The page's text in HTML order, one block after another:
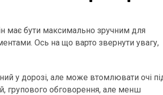
має бути максимально зручним для
Ось на що варто звернути увагу,
у дорозі, але може втомлювати очі
групового обговорення, але менш